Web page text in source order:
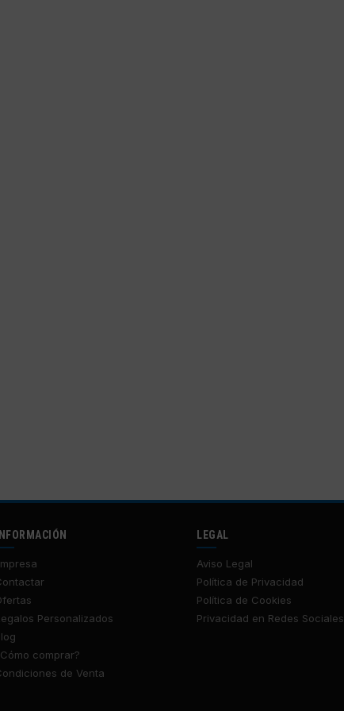
Personalizados
comprar?
de Venta
LEGAL
Aviso Legal
Política de Privacidad
Política de Cookies
Privacidad en Redes Sociales